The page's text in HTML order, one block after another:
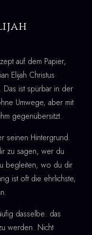
auf dem Papier,
Elijah Christus
Das ist spürbar in der
Umwege, aber mit
gegenübersitzt.
seinen Hintergrund.
zu sagen, wer du
begleiten, wo du dir
ist oft die ehrlichste,
dasselbe: das
werden. Nicht